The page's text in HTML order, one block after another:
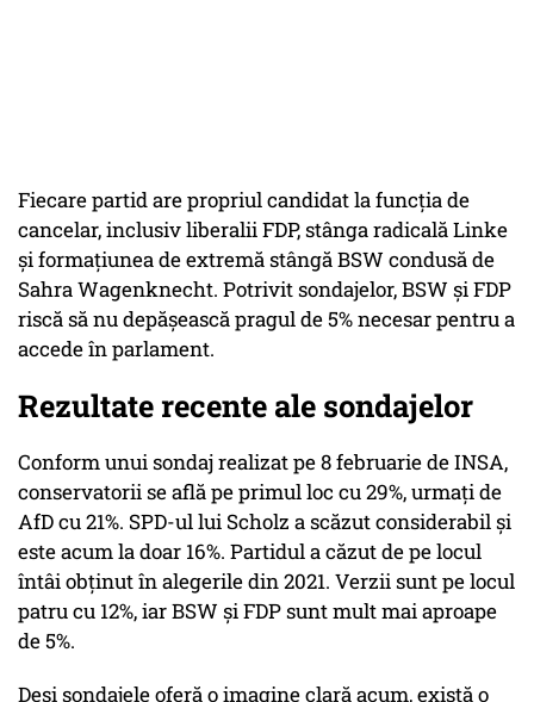
Fiecare partid are propriul candidat la funcția de
cancelar, inclusiv liberalii FDP, stânga radicală Linke
și formațiunea de extremă stângă BSW condusă de
Sahra Wagenknecht. Potrivit sondajelor, BSW și FDP
riscă să nu depășească pragul de 5% necesar pentru a
accede în parlament.
Rezultate recente ale sondajelor
Conform unui sondaj realizat pe 8 februarie de INSA,
conservatorii se află pe primul loc cu 29%, urmați de
AfD cu 21%. SPD-ul lui Scholz a scăzut considerabil și
este acum la doar 16%. Partidul a căzut de pe locul
întâi obținut în alegerile din 2021. Verzii sunt pe locul
patru cu 12%, iar BSW și FDP sunt mult mai aproape
de 5%.
Deși sondajele oferă o imagine clară acum, există o